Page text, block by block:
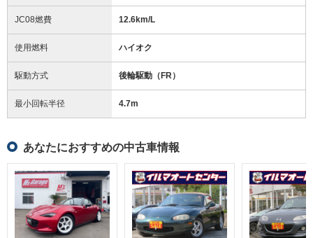
JC08燃費 12.6km/L
使用燃料 ハイオク
駆動方式 後輪駆動（FR）
最小回転半径 4.7m
あなたにおすすめの中古車情報